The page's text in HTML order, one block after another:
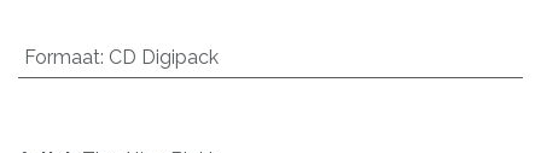
Formaat: CD Digipack